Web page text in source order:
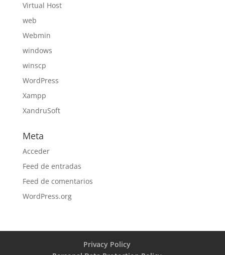
Virtual Host
web
Webmin
windows
winscp
WordPress
Xampp
XandruSoft
Meta
Acceder
Feed de entradas
Feed de comentarios
WordPress.org
Privacy Policy